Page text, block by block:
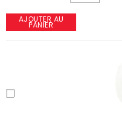
AJOUTER AU
PANIER